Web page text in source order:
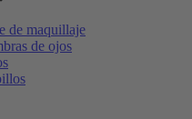
de maquillaje
de ojos